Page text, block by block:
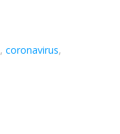
,coronavirus,